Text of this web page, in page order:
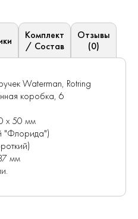
Комплект
/ Состав
Отзывы
(0)
Waterman, Rotring
коробка, 6
x 50 мм
"Флорида")
мм